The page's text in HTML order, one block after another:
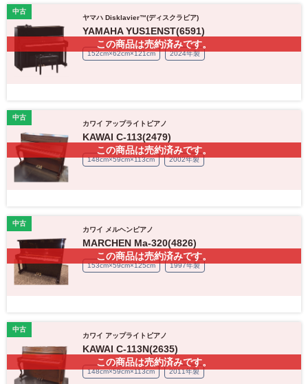
この商品は売約済みです。
中古
ヤマハ Disklavier™(ディスクラビア)
YAMAHA YUS1ENST(6591)
152cm×62cm×121cm 2024年製
この商品は売約済みです。
中古
カワイ アップライトピアノ
KAWAI C-113(2479)
148cm×59cm×113cm 2002年製
この商品は売約済みです。
中古
カワイ メルヘンピアノ
MARCHEN Ma-320(4826)
153cm×59cm×125cm 1997年製
この商品は売約済みです。
中古
カワイ アップライトピアノ
KAWAI C-113N(2635)
148cm×59cm×113cm 2011年製